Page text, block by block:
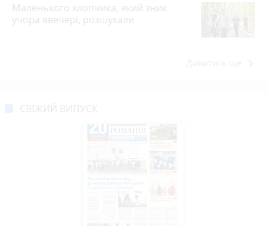
Маленького хлопчика, який зник
учора ввечері, розшукали